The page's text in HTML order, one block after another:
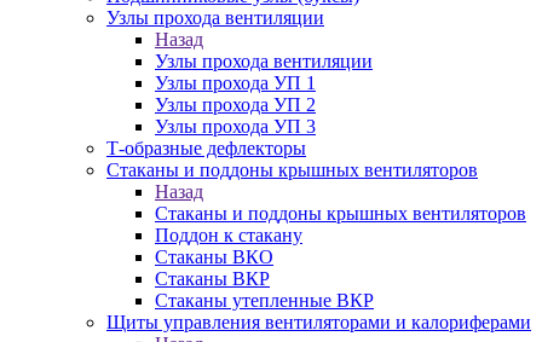
Узлы прохода вентиляции
Назад
Узлы прохода вентиляции
Узлы прохода УП 1
Узлы прохода УП 2
Узлы прохода УП 3
Т-образные дефлекторы
Стаканы и поддоны крышных вентиляторов
Назад
Стаканы и поддоны крышных вентиляторов
Поддон к стакану
Стаканы ВКО
Стаканы ВКР
Стаканы утепленные ВКР
Щиты управления вентиляторами и калориферами